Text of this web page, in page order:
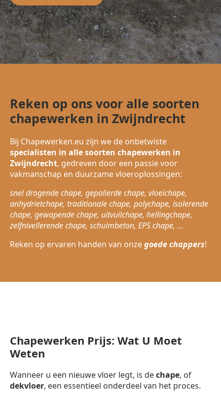
Reken op ons voor alle soorten
chapewerken in Zwijndrecht
Bij Chapewerken.eu zijn we de onbetwiste
specialisten in alle soorten chapewerken in
Zwijndrecht, gedreven door een passie voor
vakmanschap en duurzame vloeroplossingen:
snel drogende chape, gepolierde chape, vloeichape,
anhydrietchape, traditionale chape, polychape, isolerende
chape, gewapende chape, uitvuilchape, hellingchape,
zelfnivellerende chape, schuimbeton, EPS chape, ...
Reken op ervaren handen van onzegoede chappers!
Chapewerken Prijs: Wat U Moet
Weten
Wanneer u een nieuwe vloer legt, is dechape, of
dekvloer, een essentieel onderdeel van het proces.